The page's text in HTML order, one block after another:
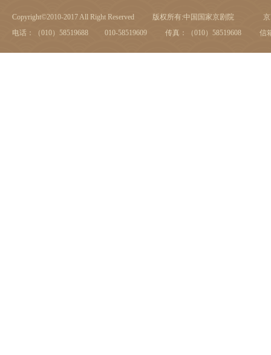
Copyright©2010-2017 All Right Reserved 版权所有:中国国家京剧院
电话：（010）58519688 010-58519609
传真：（010）58519608 信